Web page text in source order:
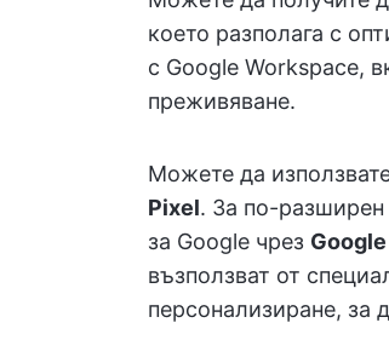
което разполага с
с Google Workspace,
преживяване.
Можете да
Pixel. За по-разширен
за Google чрез Google
възползват от
персонализиране, за